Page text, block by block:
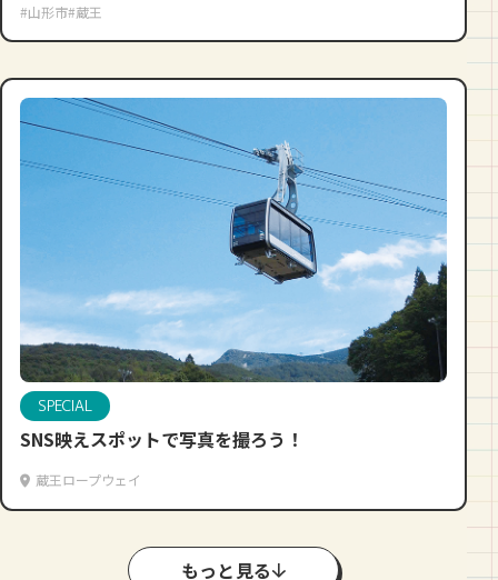
#山形市#蔵王
SPECIAL
SNS映えスポットで写真を撮ろう！
蔵王ロープウェイ
もっと見る